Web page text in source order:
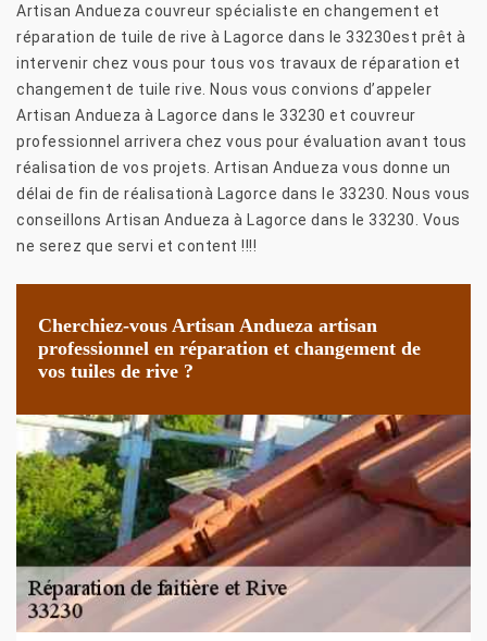
Artisan Andueza couvreur spécialiste en changement et
réparation de tuile de rive à Lagorce dans le 33230est prêt à
intervenir chez vous pour tous vos travaux de réparation et
changement de tuile rive. Nous vous convions d’appeler
Artisan Andueza à Lagorce dans le 33230 et couvreur
professionnel arrivera chez vous pour évaluation avant tous
réalisation de vos projets. Artisan Andueza vous donne un
délai de fin de réalisationà Lagorce dans le 33230. Nous vous
conseillons Artisan Andueza à Lagorce dans le 33230. Vous
ne serez que servi et content !!!!
Cherchiez-vous Artisan Andueza artisan
professionnel en réparation et changement de
vos tuiles de rive ?